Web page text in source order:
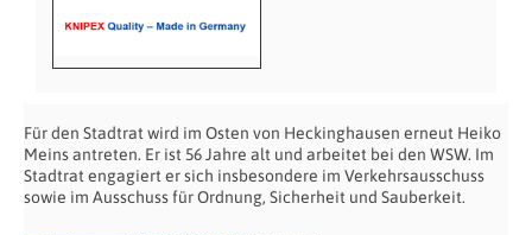
Für den Stadtrat wird im Osten von Heckinghausen erneut Heiko
Meins antreten. Er ist 56 Jahre alt und arbeitet bei den WSW. Im
Stadtrat engagiert er sich insbesondere im Verkehrsausschuss
sowie im Ausschuss für Ordnung, Sicherheit und Sauberkeit.